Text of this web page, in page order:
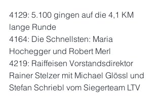
4129: 5.100 gingen auf die 4,1 KM
lange Runde
4164: Die Schnellsten: Maria
Hochegger und Robert Merl
4219: Raiffeisen Vorstandsdirektor
Rainer Stelzer mit Michael Glössl und
Stefan Schriebl vom Siegerteam LTV